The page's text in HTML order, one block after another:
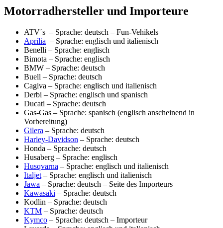
Motorradhersteller und Importeure
ATV´s – Sprache: deutsch – Fun-Vehikels
Aprilia – Sprache: englisch und italienisch
Benelli – Sprache: englisch
Bimota – Sprache: englisch
BMW – Sprache: deutsch
Buell – Sprache: deutsch
Cagiva – Sprache: englisch und italienisch
Derbi – Sprache: englisch und spanisch
Ducati – Sprache: deutsch
Gas-Gas – Sprache: spanisch (englisch anscheinend in
Vorbereitung)
Gilera – Sprache: deutsch
Harley-Davidson – Sprache: deutsch
Honda – Sprache: deutsch
Husaberg – Sprache: englisch
Husqvarna – Sprache: englisch und italienisch
Italjet – Sprache: englisch und italienisch
Jawa – Sprache: deutsch – Seite des Importeurs
Kawasaki – Sprache: deutsch
Kodlin – Sprache: deutsch
KTM – Sprache: deutsch
Kymco – Sprache: deutsch – Importeur